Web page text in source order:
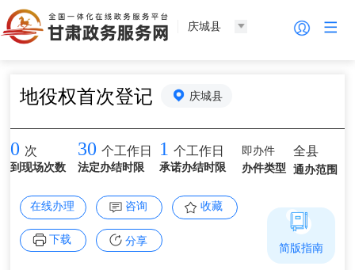
庆城县
地役权首次登记 庆城县
0 次
到现场次数
30 个工作日
法定办结时限
1 个工作日
承诺办结时限
即办件
办件类型
全县
通办范围
在线办理 咨询 收藏
下载 分享 简版指南